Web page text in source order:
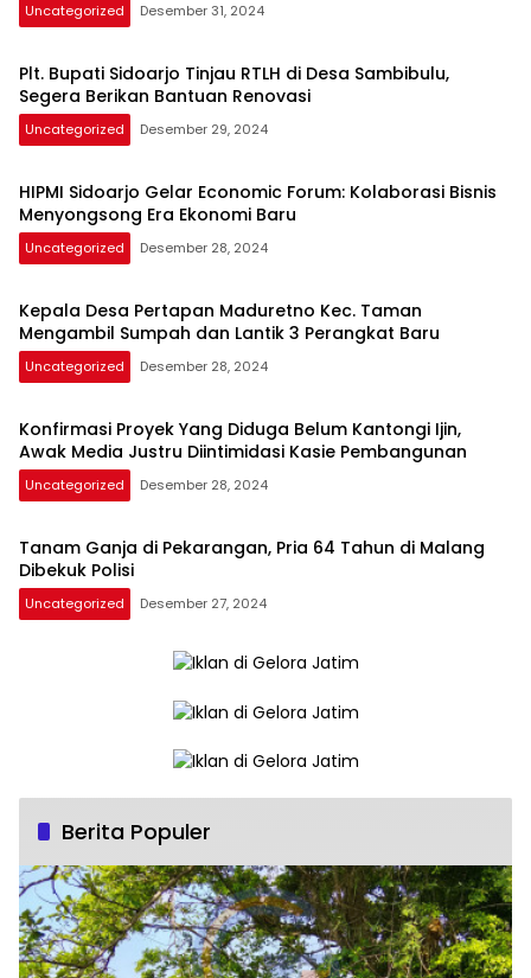
Uncategorized Desember 31, 2024
Plt. Bupati Sidoarjo Tinjau RTLH di Desa Sambibulu,
Segera Berikan Bantuan Renovasi
Uncategorized Desember 29, 2024
HIPMI Sidoarjo Gelar Economic Forum: Kolaborasi Bisnis
Menyongsong Era Ekonomi Baru
Uncategorized Desember 28, 2024
Kepala Desa Pertapan Maduretno Kec. Taman
Mengambil Sumpah dan Lantik 3 Perangkat Baru
Uncategorized Desember 28, 2024
Konfirmasi Proyek Yang Diduga Belum Kantongi Ijin,
Awak Media Justru Diintimidasi Kasie Pembangunan
Uncategorized Desember 28, 2024
Tanam Ganja di Pekarangan, Pria 64 Tahun di Malang
Dibekuk Polisi
Uncategorized Desember 27, 2024
Berita Populer